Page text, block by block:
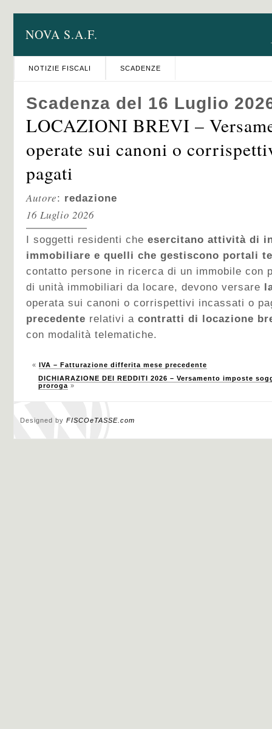
NOVA S.A.F.
NOTIZIE FISCALI SCADENZE
Scadenza del 16 Luglio
LOCAZIONI BREVI –
operate sui canoni o
pagati
Autore: redazione
16 Luglio 2026
I soggetti residenti che esercitano attività di
immobiliare e quelli che gestiscono portali
contatto persone in ricerca di un immobile con
di unità immobiliari da locare, devono versare
operata sui canoni o corrispettivi incassati o
precedente relativi a contratti di locazione
con modalità telematiche.
« IVA – Fatturazione differita mese precedente
DICHIARAZIONE DEI REDDITI 2026 – Versamento imposte
proroga »
Designed by FISCOeTASSE.com